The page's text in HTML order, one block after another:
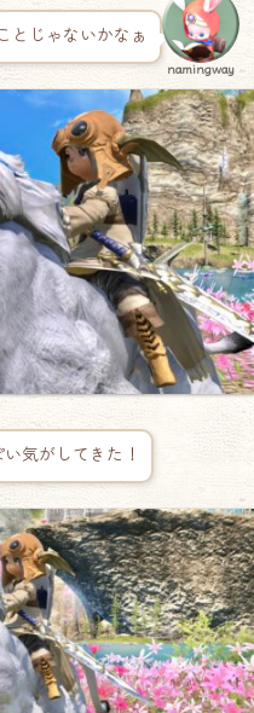
とじゃないかなぁ
namingway
気がしてきた！